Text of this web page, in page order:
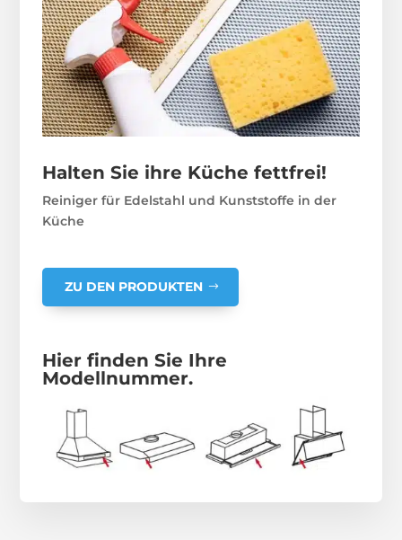
Halten Sie ihre Küche fettfrei!
Reiniger für Edelstahl und Kunststoffe in der
Küche
ZU DEN PRODUKTEN
Hier finden Sie Ihre
Modellnummer.